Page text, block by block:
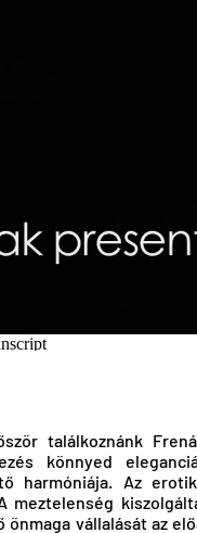
találkoznánk
könnyed
harmóniája. Az
meztelenség
vállalását az